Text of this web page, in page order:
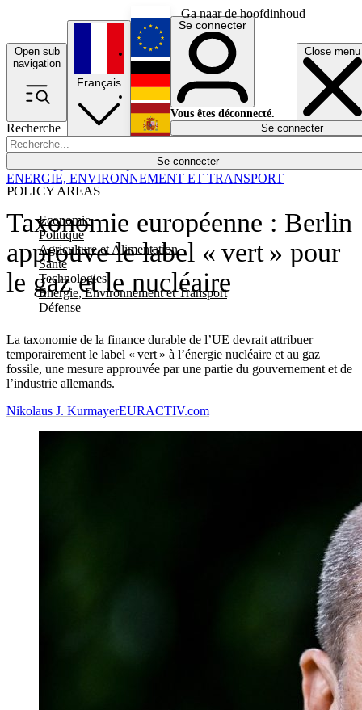
Ga naar de hoofdinhoud
Open sub
navigation
Close menu
Recherche
Se connecter
POLICY AREAS
Economie
Politique
Agriculture et Alimentation
Santé
Technologies
Energie, Environnement et Transport
Défense
Économie
Français
English
Deutsch
Español
Se connecter
Vous êtes déconnecté.
Se connecter
Taxonomie européenne : Berlin
approuve le label « vert » pour
le gaz et le nucléaire
La taxonomie de la finance durable de l’UE devrait attribuer
temporairement le label « vert » à l’énergie nucléaire et au gaz
fossile, une mesure approuvée par une partie du gouvernement et de
l’industrie allemands.
ENERGIE, ENVIRONNEMENT ET TRANSPORT
Nikolaus J. KurmayerEURACTIV.com